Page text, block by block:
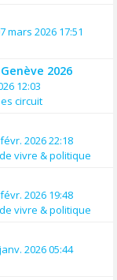
mars 2026 17:51
2026
12:03
circuit
2026 22:18
vivre & politique
2026 19:48
vivre & politique
2026 05:44